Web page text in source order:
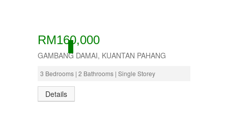
ACTIVE
RM160,000
GAMBANG DAMAI, KUANTAN PAHANG
3 Bedrooms | 2 Bathrooms | Single Storey
Details